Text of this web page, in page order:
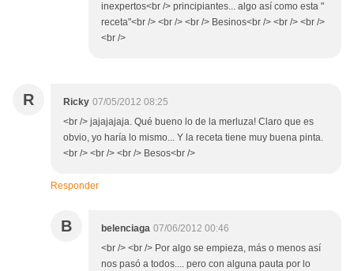
inexpertos<br /> principiantes... algo así como esta "
receta"<br /> <br /> <br /> Besinos<br /> <br /> <br />
<br />
R Ricky 07/05/2012 08:25
<br /> jajajajaja. Qué bueno lo de la merluza! Claro que es
obvio, yo haría lo mismo... Y la receta tiene muy buena pinta.
<br /> <br /> <br /> Besos<br />
Responder
B belenciaga 07/06/2012 00:46
<br /> <br /> Por algo se empieza, más o menos así
nos pasó a todos.... pero con alguna pauta por lo